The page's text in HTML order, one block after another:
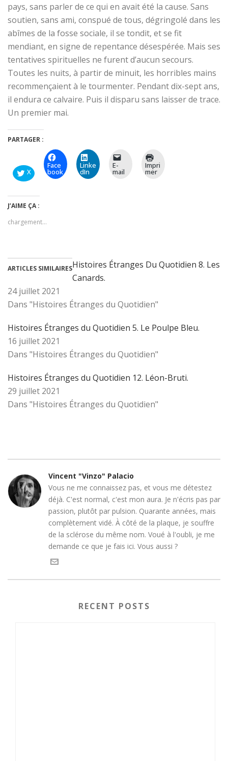
pays, sans parler de ce qui en avait été la cause. Sans
soutien, sans ami, conspué de tous, dégringolé dans les
abîmes de la fosse sociale, il se tondit, et se fit
mendiant, en signe de repentance désespérée. Mais ses
tentatives spirituelles ne furent d’aucun secours.
Toutes les nuits, à partir de minuit, les horribles mains
recommençaient à le tourmenter. Pendant dix-sept ans,
il endura ce calvaire. Puis il disparu sans laisser de trace.
Un premier mai.
PARTAGER :
X
Face
book
Linke
dIn
E-
mail
Impri
mer
J’AIME ÇA :
chargement…
ARTICLES SIMILAIRESHistoires Étranges Du Quotidien 8. Les
Canards.
24 juillet 2021
Dans "Histoires Étranges du Quotidien"
Histoires Étranges du Quotidien 5. Le Poulpe Bleu.
16 juillet 2021
Dans "Histoires Étranges du Quotidien"
Histoires Étranges du Quotidien 12. Léon-Bruti.
29 juillet 2021
Dans "Histoires Étranges du Quotidien"
Vincent "Vinzo" Palacio
Vous ne me connaissez pas, et vous me détestez
déjà. C'est normal, c'est mon aura. Je n'écris pas par
passion, plutôt par pulsion. Quarante années, mais
complètement vidé. À côté de la plaque, je souffre
de la sclérose du même nom. Voué à l'oubli, je me
demande ce que je fais ici. Vous aussi ?
RECENT POSTS